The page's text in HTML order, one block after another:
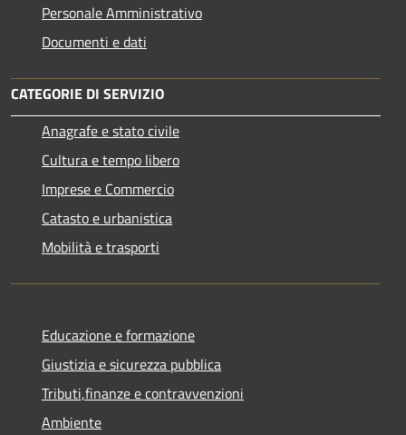
Personale Amministrativo
Documenti e dati
CATEGORIE DI SERVIZIO
Anagrafe e stato civile
Cultura e tempo libero
Imprese e Commercio
Catasto e urbanistica
Mobilità e trasporti
Educazione e formazione
Giustizia e sicurezza pubblica
Tributi,finanze e contravvenzioni
Ambiente